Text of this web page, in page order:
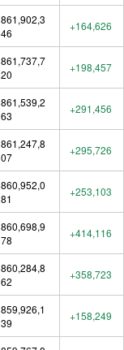
861,902,3
46
+164,626
861,737,7
20
+198,457
861,539,2
63
+291,456
861,247,8
07
+295,726
860,952,0
81
+253,103
860,698,9
78
+414,116
860,284,8
62
+358,723
859,926,1
39
+158,249